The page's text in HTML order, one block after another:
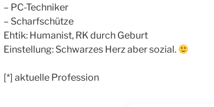
– PC-Techniker
– Scharfschütze
Ehtik: Humanist, RK durch Geburt
Einstellung: Schwarzes Herz aber sozial.
[*] aktuelle Profession